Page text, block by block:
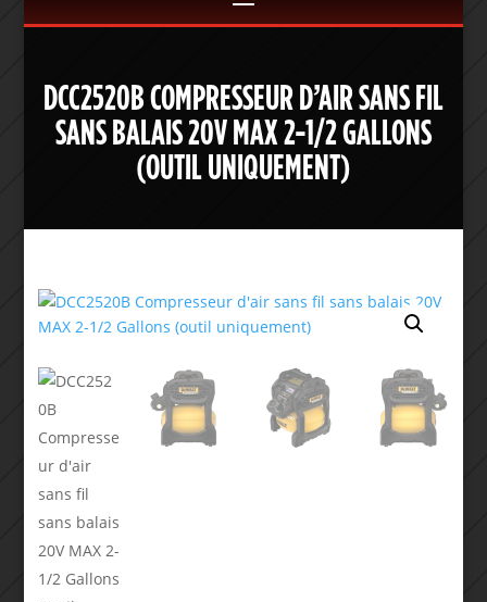
DCC2520B COMPRESSEUR D’AIR SANS FIL
SANS BALAIS 20V MAX 2-1/2 GALLONS
(OUTIL UNIQUEMENT)